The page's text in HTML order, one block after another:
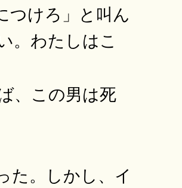
つけろ」と叫ん
。わたしはこ
、この男は死
た。しかし、イ